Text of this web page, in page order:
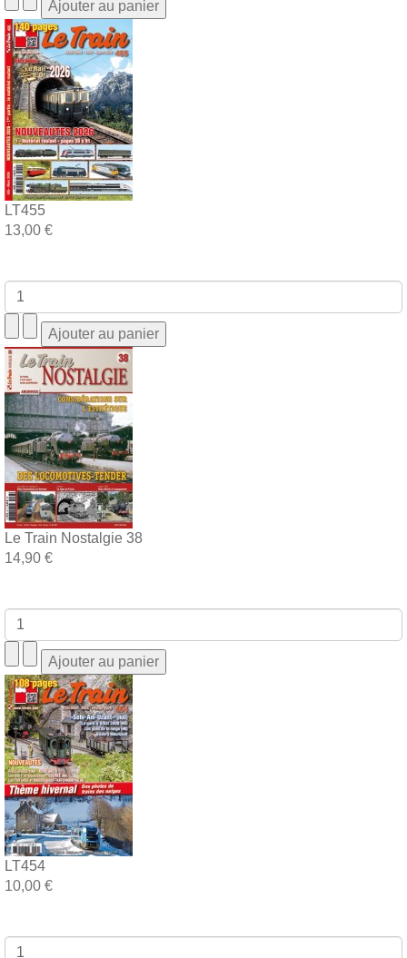
LT455
13,00 €
Le Train Nostalgie 38
14,90 €
LT454
10,00 €